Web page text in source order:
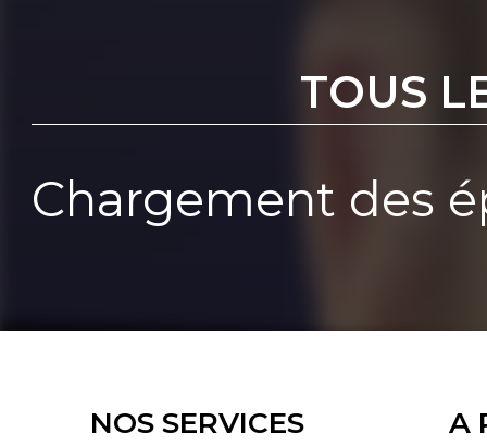
TOUS
Chargement des
NOS SERVICES A